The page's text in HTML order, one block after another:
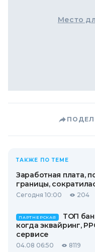
Место
ТАКЖЕ ПО ТЕМЕ
Заработная плата,
границы,
Сегодня 10:00 204
ПАРТНЕРСКАЯ
ТОП
когда эквайринг,
сервисе
04.08 06:50 8119